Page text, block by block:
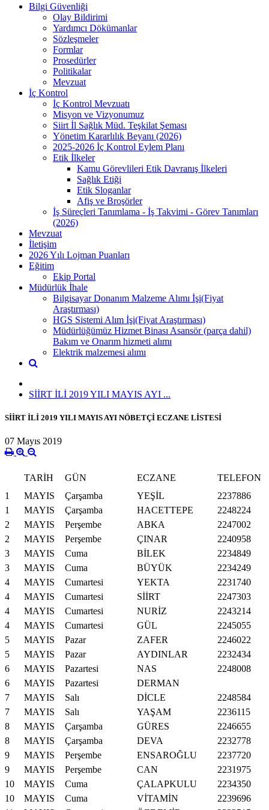
Bilgi Güvenliği
Olay Bildirimi
Yardımcı Dökümanlar
Sözleşmeler
Formlar
Prosedürler
Politikalar
Mevzuat
İç Kontrol
İç Kontrol Mevzuatı
Misyon ve Vizyonumuz
Siirt İl Sağlık Müd. Teşkilat Şeması
Yönetim Kararlılık Beyanı (2026)
2025-2026 İç Kontrol Eylem Planı
Etik İlkeler
Kamu Görevlileri Etik Davranış İlkeleri
Sağlık Etiği
Etik Sloganlar
Afiş ve Broşörler
İş Süreçleri Tanımlama - İş Takvimi - Görev Tanımları
(2026)
Mevzuat
İletişim
2026 Yılı Lojman Puanları
Eğitim
Ekip Portal
Müdürlük İhale
Bilgisayar Donanım Malzeme Alımı İşi(Fiyat
Araştırması)
HGS Sistemi Alım İşi(Fiyat Araştırması)
Müdürlüğümüz Hizmet Binası Asansör (parça dahil)
Bakım ve Onarım hizmeti alımı
Elektrik malzemesi alımı
SİİRT İLİ 2019 YILI MAYIS AYI ...
SİİRT İLİ 2019 YILI MAYIS AYI NÖBETÇİ ECZANE LİSTESİ
07 Mayıs 2019
TARİH GÜN ECZANE
TELEFON
1
MAYIS Çarşamba YEŞİL
2237886
1
MAYIS Çarşamba HACETTEPE
2248224
2
MAYIS Perşembe ABKA
2247002
2
MAYIS Perşembe ÇINAR
2240958
3
MAYIS Cuma BİLEK
2234849
3
MAYIS Cuma BÜYÜK
2234249
4
MAYIS Cumartesi YEKTA
2231740
4
MAYIS Cumartesi SİİRT
2247303
4
MAYIS Cumartesi NURİZ
2243214
4
MAYIS Cumartesi GÜL
2245055
5
MAYIS Pazar ZAFER
2246022
5
MAYIS Pazar AYDINLAR
2232434
6
MAYIS Pazartesi NAS
2248008
6
MAYIS Pazartesi
DERMAN
7
MAYIS Salı DİCLE
2248584
7
MAYIS Salı YAŞAM
2236115
8
MAYIS Çarşamba GÜRES
2246655
8
MAYIS Çarşamba DEVA
2232778
9
MAYIS Perşembe ENSAROĞLU
2237720
9
MAYIS Perşembe CAN
2231975
10
MAYIS Cuma ÇALAPKULU
2234350
10
MAYIS Cuma VİTAMİN
2239696